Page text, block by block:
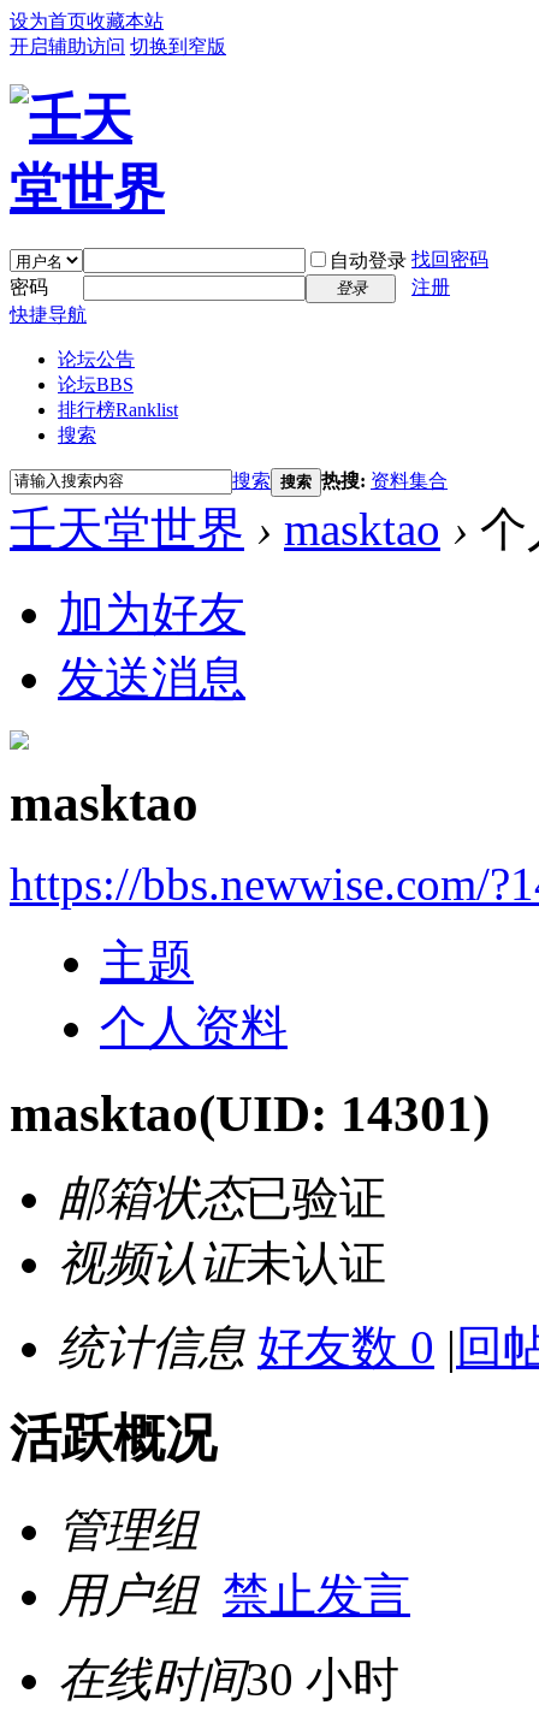
设为首页收藏本站
开启辅助访问 切换到窄版
自动登录 找回密码
密码
登录
注册
快捷导航
论坛公告
论坛BBS
排行榜Ranklist
搜索
搜索 搜索 热搜: 资料集合
壬天堂世界 › masktao › 个
加为好友
发送消息
masktao
https://bbs.newwise.com/
主题
个人资料
masktao(UID: 14301)
邮箱状态已验证
视频认证未认证
统计信息 好友数 0 | 回
活跃概况
管理组
用户组 禁止发言
在线时间30 小时